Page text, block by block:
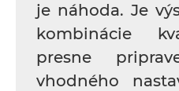
je náhoda. Je
kombinácie
presne
vhodného